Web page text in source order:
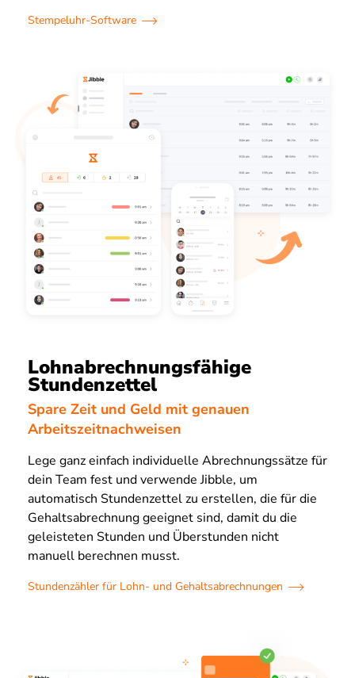
Stempeluhr-Software
Lohnabrechnungsfähige
Stundenzettel
Spare Zeit und Geld mit genauen
Arbeitszeitnachweisen
Lege ganz einfach individuelle Abrechnungssätze für
dein Team fest und verwende Jibble, um
automatisch Stundenzettel zu erstellen, die für die
Gehaltsabrechnung geeignet sind, damit du die
geleisteten Stunden und Überstunden nicht
manuell berechnen musst.
Stundenzähler für Lohn- und Gehaltsabrechnungen